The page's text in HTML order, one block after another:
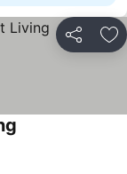
Bagikan